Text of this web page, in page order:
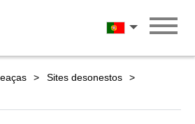
Português
Sites desonestos